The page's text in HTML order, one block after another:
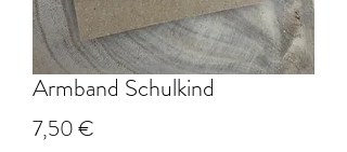
Armband Schulkind
7,50 €